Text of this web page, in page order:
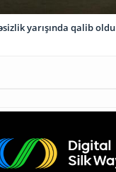
yarışında qalib oldu